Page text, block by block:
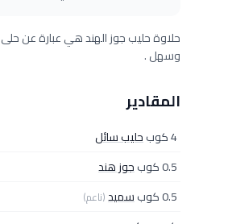
حلاوة حليب جوز الهند هي عبارة عن
وسهل .
المقادير
4 كوب
حليب سائل
0.5 كوب
جوز هند
0.5 كوب
سميد(ناعم)